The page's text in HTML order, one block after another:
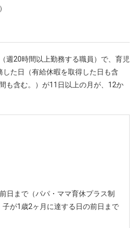
週20時間以上勤務する職員）で、育児
た日（有給休暇を取得した日も含
も含む。）が11日以上の月が、12か
日まで（パパ・ママ育休プラス制
子が1歳2ヶ月に達する日の前日まで